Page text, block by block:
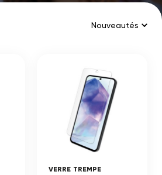
VERRE TREMPE